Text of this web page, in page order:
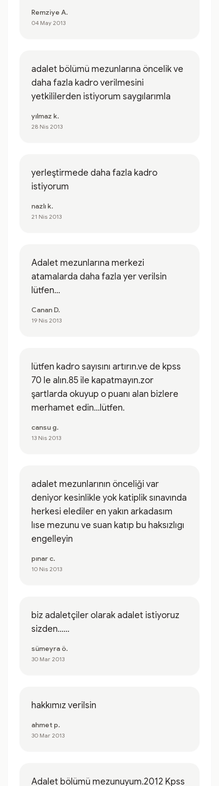
Remziye A.
04 May 2013
adalet bölümü mezunlarına öncelik ve
daha fazla kadro verilmesini
yetkililerden istiyorum saygılarımla
yılmaz k.
28 Nis 2013
yerleştirmede daha fazla kadro
istiyorum
nazlı k.
21 Nis 2013
Adalet mezunlarına merkezi
atamalarda daha fazla yer verilsin
lütfen...
Canan D.
19 Nis 2013
lütfen kadro sayısını artırın.ve de kpss
70 le alın.85 ile kapatmayın.zor
şartlarda okuyup o puanı alan bizlere
merhamet edin...lütfen.
cansu g.
13 Nis 2013
adalet mezunlarının önceliği var
deniyor kesinlikle yok katiplik sınavında
herkesi elediler en yakın arkadasım
lıse mezunu ve suan katıp bu haksızlıgı
engelleyin
pınar c.
10 Nis 2013
biz adaletçiler olarak adalet istiyoruz
sizden......
sümeyra ö.
30 Mar 2013
hakkımız verilsin
ahmet p.
30 Mar 2013
Adalet bölümü mezunuyum.2012 Kpss